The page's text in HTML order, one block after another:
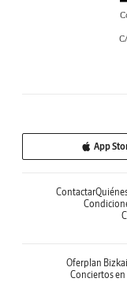
App
Contactar
Oferplan
Conciertos